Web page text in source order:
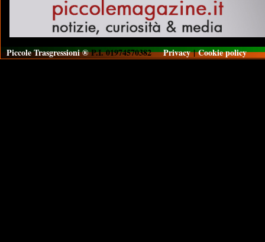
Piccole Trasgressioni ®P.I. 01974570382Privacy|Cookie policy